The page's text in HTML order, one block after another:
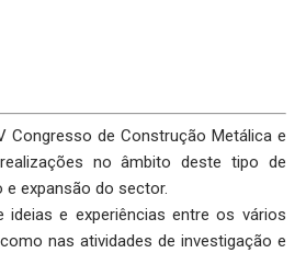
Congresso de Construção Metálica e
no âmbito deste tipo de
expansão do sector.
e experiências entre os vários
nas atividades de investigação e